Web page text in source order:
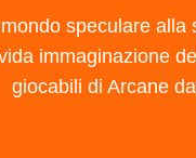
speculare alla
immaginazione
giocabili di Arcane